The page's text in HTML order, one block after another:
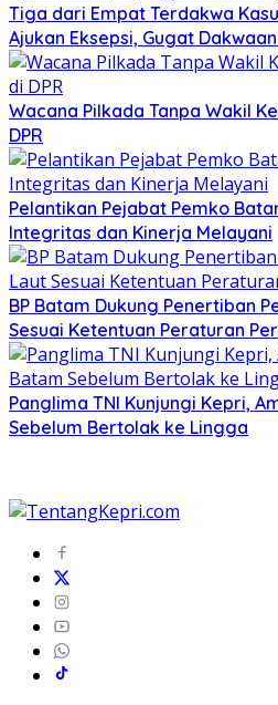
Tiga dari Empat Terdakwa
Ajukan Eksepsi, Gugat Dakwaan
Wacana Pilkada Tanpa Wakil
DPR
Pelantikan Pejabat Pemko
Integritas dan Kinerja Melayani
BP Batam Dukung Penertiban
Sesuai Ketentuan Peraturan
Panglima TNI Kunjungi Kepri,
Sebelum Bertolak ke Lingga